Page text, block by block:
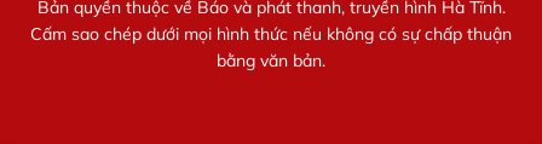
Bản quyền thuộc về Báo và phát thanh, truyền hình Hà Tĩnh.
Cấm sao chép dưới mọi hình thức nếu không có sự chấp thuận
bằng văn bản.